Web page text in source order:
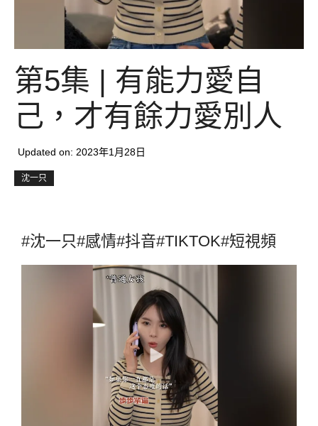
第5集 | 有能力愛自
己，才有餘力愛別人
Updated on: 2023年1月28日
沈一只
#沈一只#感情#抖音#TIKTOK#短視頻